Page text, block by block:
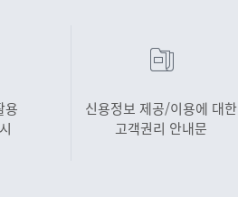
용
신용정보 제공/이용에 대한
고객권리 안내문